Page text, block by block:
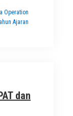
Operation
Ajaran
dan